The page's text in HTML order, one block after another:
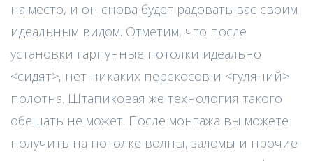
на место, и он снова будет радовать вас своим
идеальным видом. Отметим, что после
установки гарпунные потолки идеально
<сидят>, нет никаких перекосов и <гуляний>
полотна. Штапиковая же технология такого
обещать не может. После монтажа вы можете
получить на потолке волны, заломы и прочие